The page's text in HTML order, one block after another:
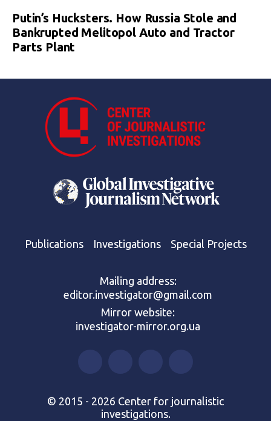
Putin’s Hucksters. How Russia Stole and
Bankrupted Melitopol Auto and Tractor
Parts Plant
Publications Investigations Special Projects
Mailing address:
editor.investigator@gmail.com
Mirror website:
investigator-mirror.org.ua
© 2015 - 2026 Center for journalistic
investigations.